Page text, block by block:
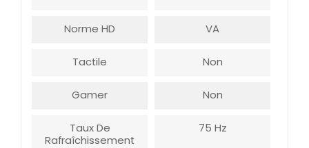
Norme HD VA
Tactile Non
Gamer Non
Taux De
Rafraîchissement
75 Hz